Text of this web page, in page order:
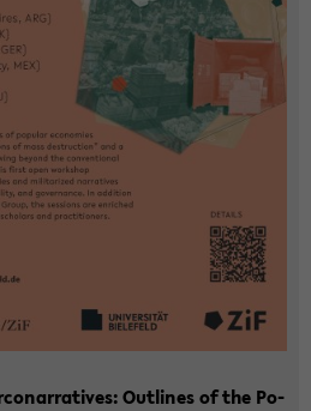
Out­lines of the Po­